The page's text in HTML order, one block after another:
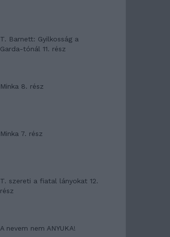
T. Barnett: Gyilkosság a
Garda-tónál 11. rész
Minka 8. rész
Minka 7. rész
T. szereti a fiatal lányokat 12.
rész
A nevem nem ANYUKA!